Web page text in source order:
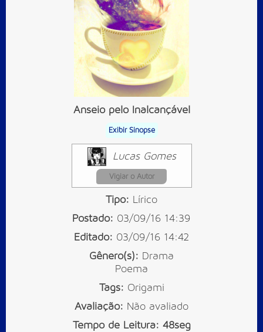
Anseio pelo Inalcançável
Exibir Sinopse
Lucas Gomes
Vigiar o Autor
Tipo: Lírico
Postado: 03/09/16 14:39
Editado: 03/09/16 14:42
Gênero(s): Drama
Poema
Tags: Origami
Avaliação: Não avaliado
Tempo de Leitura: 48seg